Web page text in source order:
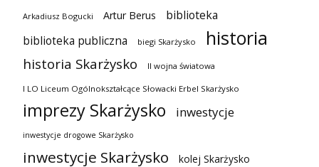
Arkadiusz Bogucki Artur Berus
biblioteka
biblioteka publiczna
biegi Skarżysko historia
historia Skarżysko II wojna światowa
I LO Liceum Ogólnokształcące Słowacki Erbel Skarżysko
imprezy Skarżysko inwestycje
inwestycje drogowe Skarżysko
inwestycje Skarżysko kolej Skarżysko